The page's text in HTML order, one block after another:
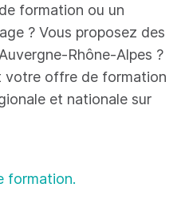
formation ou un
? Vous proposez des
Rhône-Alpes ?
votre offre de formation
et nationale sur
formation.